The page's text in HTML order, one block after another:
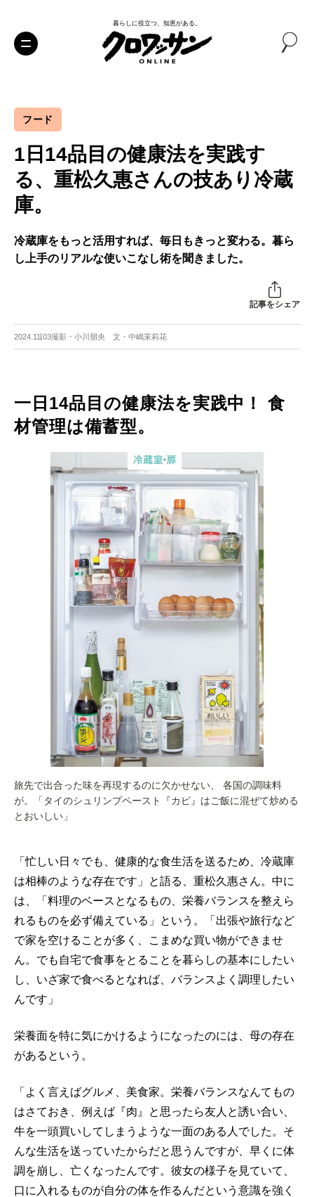
暮らしに役立つ、知恵がある。
フード
1日14品目の健康法を実践す
る、重松久惠さんの技あり冷蔵
庫。
冷蔵庫をもっと活用すれば、毎日もきっと変わる。暮ら
し上手のリアルな使いこなし術を聞きました。
記事をシェア
2024.11.03撮影・小川朋央 文・中嶋茉莉花
一日14品目の健康法を実践中！ 食
材管理は備蓄型。
旅先で出合った味を再現するのに欠かせない、 各国の調味料
が。「タイのシュリンプペースト『カピ』はご飯に混ぜて炒める
とおいしい」
「忙しい日々でも、健康的な食生活を送るため、冷蔵庫
は相棒のような存在です」と語る、重松久惠さん。中に
は、「料理のベースとなるもの、栄養バランスを整えら
れるものを必ず備えている」という。「出張や旅行など
で家を空けることが多く、こまめな買い物ができませ
ん。でも自宅で食事をとることを暮らしの基本にしたい
し、いざ家で食べるとなれば、バランスよく調理したい
んです」
栄養面を特に気にかけるようになったのには、母の存在
があるという。
「よく言えばグルメ、美食家。栄養バランスなんてもの
はさておき、例えば『肉』と思ったら友人と誘い合い、
牛を一頭買いしてしまうような一面のある人でした。そ
んな生活を送っていたからだと思うんですが、早くに体
調を崩し、亡くなったんです。彼女の様子を見ていて、
口に入れるものが自分の体を作るんだという意識を強く